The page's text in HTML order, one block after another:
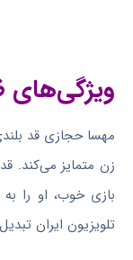
مهسا حجازی قد
زن متمایز می‌کند.
بازی خوب، او را
تلویزیون ایران